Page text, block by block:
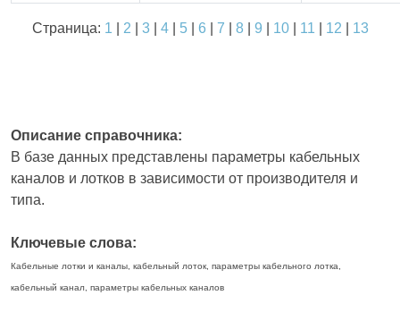
Страница: 1 2 3| 4| 5| 6 7 8| 9 10| 11 12 13
Описание справочника:
В базе данных представлены параметры кабельных
каналов и лотков в зависимости от производителя и
типа.
Ключевые слова:
Кабельные лотки и каналы, кабельный лоток, параметры кабельного лотка,
кабельный канал, параметры кабельных каналов